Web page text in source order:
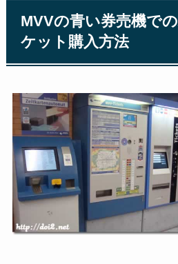
MVVの青い券売機で
ケット購入方法